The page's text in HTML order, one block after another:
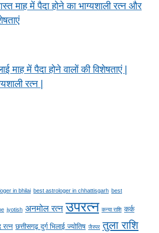
माह में पैदा होने का भाग्यशाली रत्न और
माह में पैदा होने वालों की विशेषताएं |
रत्न |
in bhilai best astrologer in chhattisgarh best
jyotish अनमोल रत्न उपरत्न कन्या राशि कर्क
रत्न छत्तीसगढ़ दुर्ग भिलाई ज्योतिष जैस्पर तुला राशि